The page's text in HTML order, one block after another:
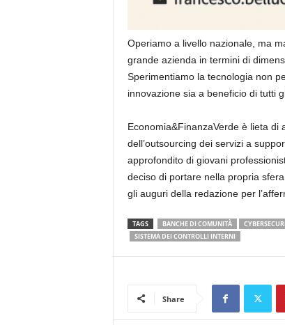
Operiamo a livello nazionale, ma
grande azienda in termini di
Sperimentiamo la tecnologia non
innovazione sia a beneficio di tutti
Economia&FinanzaVerde è lieta
dell’outsourcing dei servizi a
approfondito di giovani
deciso di portare nella propria
gli auguri della redazione per
TAGS BANCHE DI COMUNITÀ
SISTEMA DEI CONTROLLI INTERNI
Share